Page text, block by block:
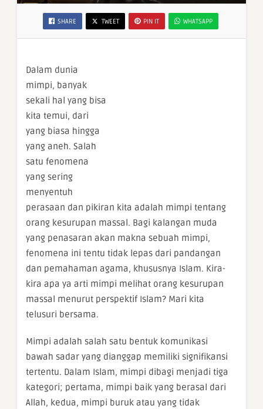
SHARE TWEET PIN IT WHATSAPP
Dalam dunia
mimpi, banyak
sekali hal yang bisa
kita temui, dari
yang biasa hingga
yang aneh. Salah
satu fenomena
yang sering
menyentuh
perasaan dan pikiran kita adalah mimpi tentang
orang kesurupan massal. Bagi kalangan muda
yang penasaran akan makna sebuah mimpi,
fenomena ini tentu tidak lepas dari pandangan
dan pemahaman agama, khususnya Islam. Kira-
kira apa ya arti mimpi melihat orang kesurupan
massal menurut perspektif Islam? Mari kita
telusuri bersama.
Mimpi adalah salah satu bentuk komunikasi
bawah sadar yang dianggap memiliki signifikansi
tertentu. Dalam Islam, mimpi dibagi menjadi tiga
kategori; pertama, mimpi baik yang berasal dari
Allah, kedua, mimpi buruk atau yang tidak